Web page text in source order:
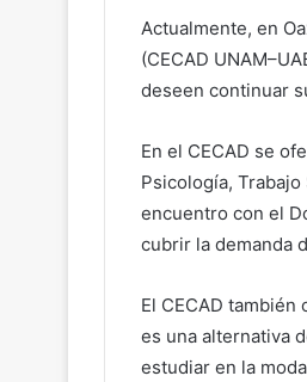
Actualmente, en
(CECAD
deseen continuar
En el CECAD se
Psicología,
encuentro con el
cubrir la demanda
El CECAD
es una alternativa
estudiar en la